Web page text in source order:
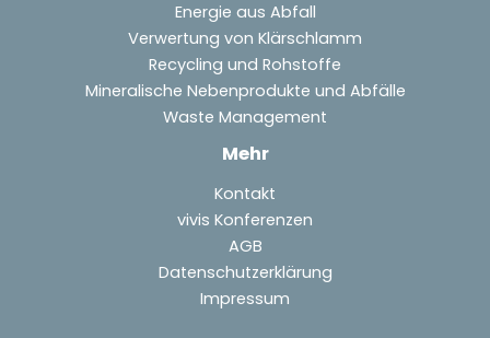
Energie aus Abfall
Verwertung von Klärschlamm
Recycling und Rohstoffe
Mineralische Nebenprodukte und Abfälle
Waste Management
Mehr
Kontakt
vivis Konferenzen
AGB
Datenschutzerklärung
Impressum